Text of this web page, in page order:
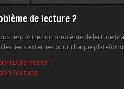
de lecture ?
rencontrez un problème de lecture
les liens externes pour chaque
Dailymotion
Youtube